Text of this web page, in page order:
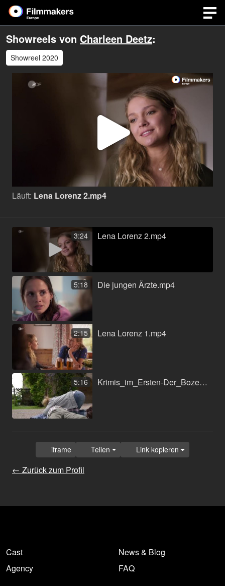
Showreels von Charleen Deetz:
Showreel 2020
Video
Läuft: Lena Lorenz 2.mp4
3:24 Lena Lorenz 2.mp4
5:18 Die jungen Ärzte.mp4
2:15 Lena Lorenz 1.mp4
5:16 Krimis_im_Ersten-Der_Bozen-Krimi__Blutrache-0582815112.mov
← Zurück zum Profil
iframe Teilen Link kopieren
Cast
Agency
News & Blog
FAQ